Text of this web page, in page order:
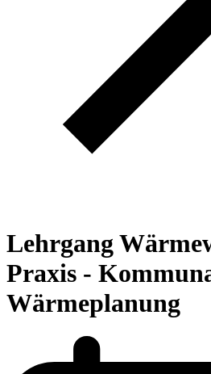
Lehrgang
Praxis -
Wärmeplanung